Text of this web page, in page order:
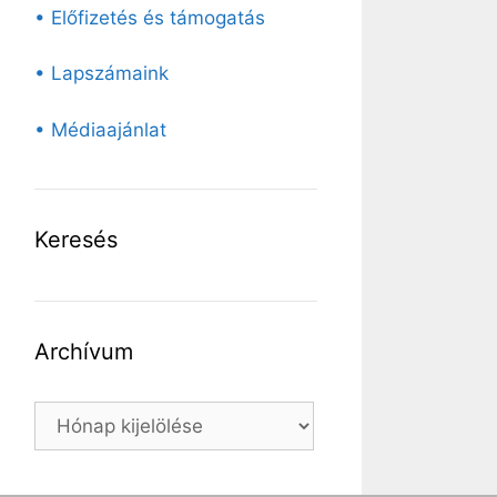
• Előfizetés és támogatás
• Lapszámaink
• Médiaajánlat
Keresés
Archívum
Archívum